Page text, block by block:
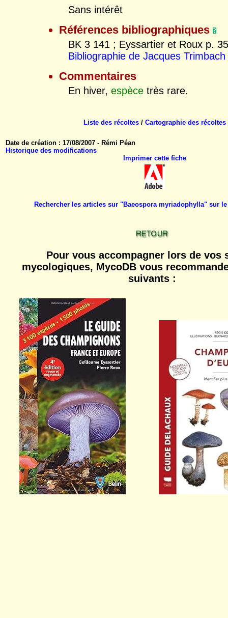
Sans intérêt
Références bibliographiques
BK 3 141 ; Eyssartier et Roux p.
Bibliographie de Jacques Trimbach
Commentaires
En hiver,espèce très rare.
Liste des récoltes /Cartographie des récoltes
Date de création : 17/08/2007 - Rémi Péan
Historique des modifications
Imprimer cette fiche
Rechercher les articles sur "Baeospora myriadophylla" sur
Pour vous accompagner lors de vos
mycologiques, MycoDB vous
suivants :